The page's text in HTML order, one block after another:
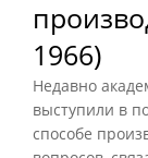
1966)
Недавно
выступили в
способе